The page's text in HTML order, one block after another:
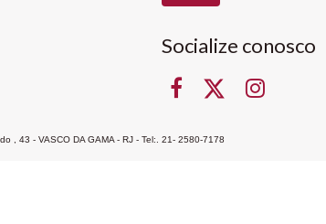
Socialize conosco
, 43 - VASCO DA GAMA - RJ - Tel:. 21- 2580-7178